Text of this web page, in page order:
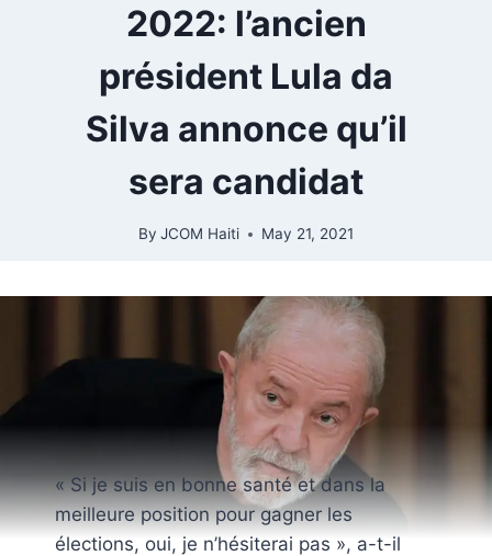
2022: l’ancien
président Lula da
Silva annonce qu’il
sera candidat
By JCOM Haiti May 21, 2021
« Si je suis en bonne santé et dans la
meilleure position pour gagner les
élections, oui, je n’hésiterai pas », a-t-il